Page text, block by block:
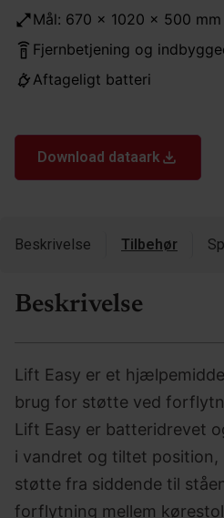
Mål: 670 x 1020 x 500 mm
Fjernbetjening og
Aftageligt batteri
Download dataark
Beskrivelse Tilbehør
Beskrivelse
Lift Easy er et
brug for støtte ved
Lift Easy er batteridrevet
i vandret og tiltet
støtte fra siddende til
forflytning mellem